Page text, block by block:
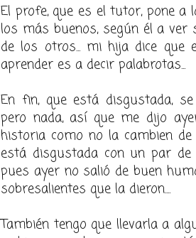
El profe, que es el tutor, pone a
los más buenos, según él a ver
de los otros... mi hija dice que
aprender es a decir palabrotas...
En fin, que está disgustada,
pero nada, así que me dijo
historia como no la cambien
está disgustada con un par de
pues ayer no salió de buen
sobresalientes que la dieron....
También tengo que llevarla a